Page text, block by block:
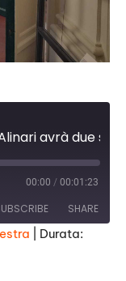
00:00 / 00:01:23
SHARE
Durata: